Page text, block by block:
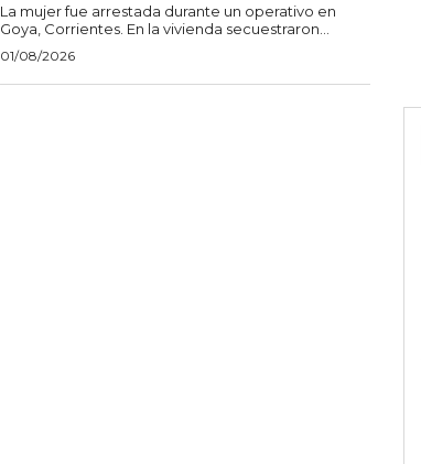
La mujer fue arrestada durante un operativo en
Goya, Corrientes. En la vivienda secuestraron...
01/08/2026